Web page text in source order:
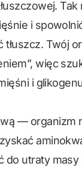
i
tłuszcz. Twój
więc
i
— organizm
do utraty masy